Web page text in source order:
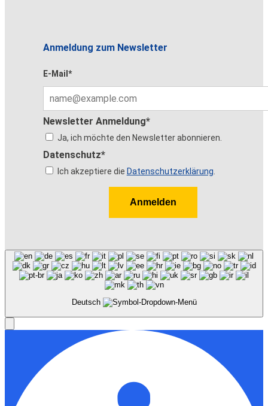
Anmeldung zum Newsletter
E-Mail*
Newsletter Anmeldung*
Ja, ich möchte den Newsletter abonnieren.
Datenschutz*
Ich akzeptiere die Datenschutzerklärung.
Anmelden
Deutsch